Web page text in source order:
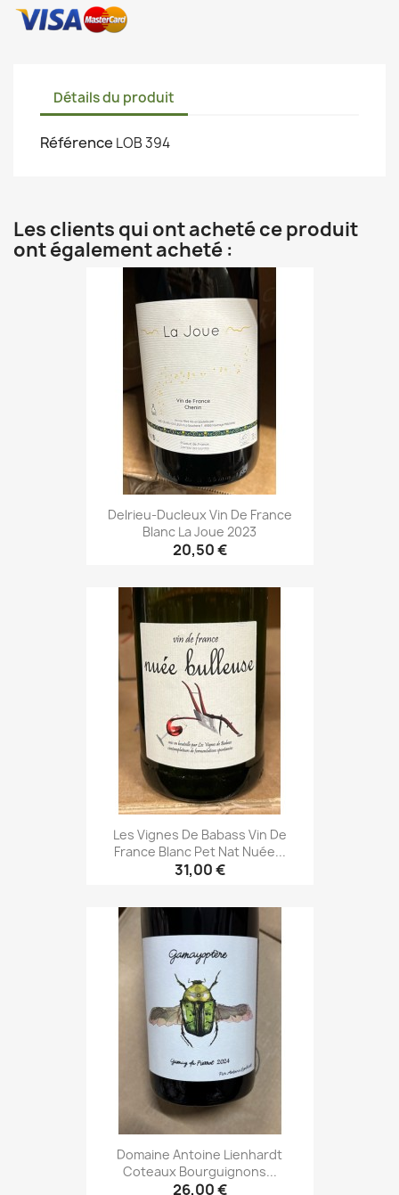
Détails du produit
Référence LOB 394
Les clients qui ont acheté ce produit
ont également acheté :
Delrieu-Ducleux Vin De France
Blanc La Joue 2023
20,50 €
Les Vignes De Babass Vin De
France Blanc Pet Nat Nuée...
31,00 €
Domaine Antoine Lienhardt
Coteaux Bourguignons...
26,00 €